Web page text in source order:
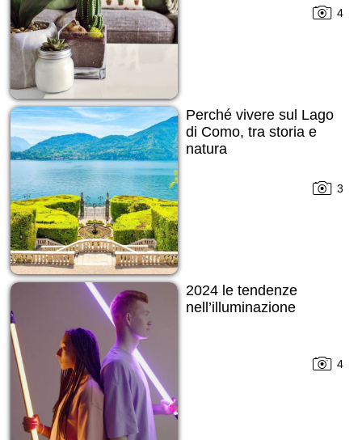
4
Perché vivere sul Lago
di Como, tra storia e
natura
3
2024 le tendenze
nell’illuminazione
4